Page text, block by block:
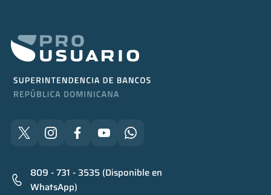
809 - 731 - 3535 (Disponible en
WhatsApp)